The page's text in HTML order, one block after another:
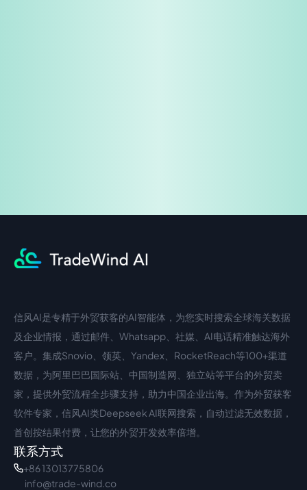
中文入口
信风AI是专精于外贸获客的AI智能体，为您实时搜索全球海关数据
及企业情报，通过邮件、Whatsapp、社媒、AI电话精准触达海外
客户。集成Snovio、领英、Yandex、RocketReach等100+渠道
数据，为阿里巴巴国际站、中国制造网、独立站等平台的外贸卖
家，提供外贸流程全步骤支持，助力中国企业出海。作为外贸获客
软件专家，信风AI类Deepseek AI联网搜索，自动过滤无效数据，
首创按结果付费，让您的外贸开发效率倍增。
联系方式
+86 13013775806
info@trade-wind.co